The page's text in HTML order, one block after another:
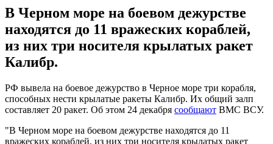
В Черном море на боевом дежурстве
находятся до 11 вражеских кораблей,
из них три носителя крылатых ракет
Калибр.
РФ вывела на боевое дежурство в Черное море три корабля,
способных нести крылатые ракеты Калибр. Их общий залп
составляет 20 ракет. Об этом 24 декабря сообщают ВМС ВСУ.
"В Черном море на боевом дежурстве находятся до 11
вражеских кораблей, из них три носителя крылатых ракет